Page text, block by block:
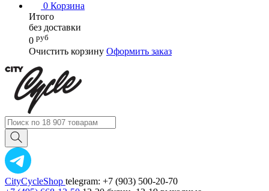
0 Корзина
Итого
без доставки
0 руб
Очистить корзину Оформить заказ
CityCycleShop telegram: +7 (903) 500-20-70